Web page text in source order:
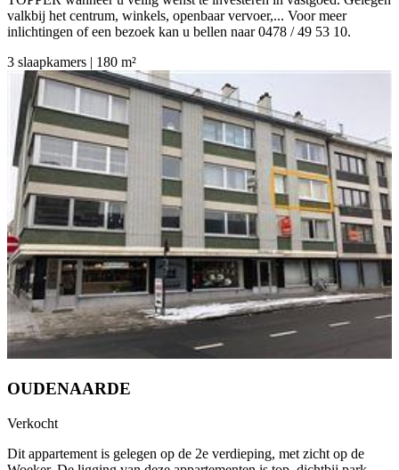
valkbij het centrum, winkels, openbaar vervoer,... Voor meer
inlichtingen of een bezoek kan u bellen naar 0478 / 49 53 10.
3 slaapkamers | 180 m²
OUDENAARDE
Verkocht
Dit appartement is gelegen op de 2e verdieping, met zicht op de